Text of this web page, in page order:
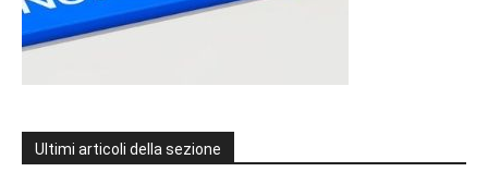
Ultimi articoli della sezione